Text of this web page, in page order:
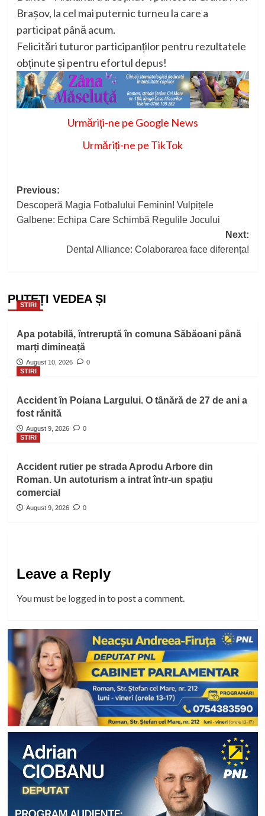
Brașov, la cel mai puternic turneu la care a
participat până acum.
Felicitări tuturor participanților pentru rezultatele
obținute și pentru efortul depus!
Urmăriți-ne pe Google News
Urmăriți-ne pe TikTok
Post
navigation
Previous:
Descoperă Magia Fotbalului Feminin! Vulpițele
Galbene: Echipa Care Schimbă Regulile Jocului
Next:
Dental Alliance: Colaborarea face diferența!
PUTEȚI VEDEA ȘI
STIRI
Apa potabilă, întreruptă în comuna Săbăoani până
marți dimineață
August 10, 2026
0
STIRI
Accident în Poiana Largului. O tânără de 27 de ani a
fost rănită
August 9, 2026
0
STIRI
Accident rutier pe strada Aprodu Arbore din
Roman. Un autoturism a intrat într-un spațiu
comercial
August 9, 2026 0
Leave a Reply
You must be logged into post a comment.